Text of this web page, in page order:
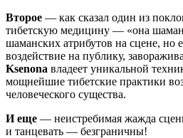
Второе — как сказал один из
тибетскую медицину — «она
шаманских атрибутов на сцене, но
воздействие на публику,
Ksenona владеет уникальной
мощнейшие тибетские практики
человеческого существа.
И еще — неистребимая жажда
и танцевать — безграничны!